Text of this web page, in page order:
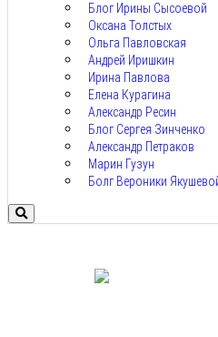
Блог Ирины Сысоевой
Оксана Толстых
Ольга Павловская
Андрей Иришкин
Ирина Павлова
Елена Курагина
Александр Ресин
Блог Сергея Зинченко
Александр Петраков
Марин Гузун
Болг Вероники